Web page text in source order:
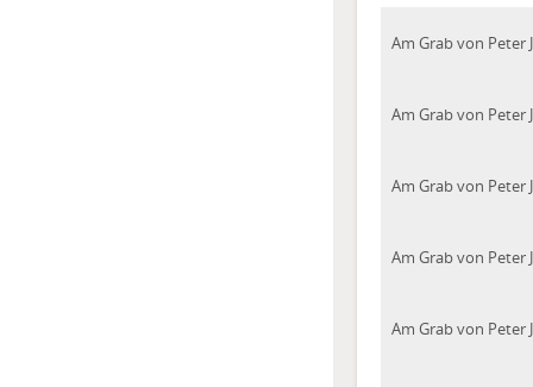
Am Grab von Peter
Am Grab von Peter
Am Grab von Peter
Am Grab von Peter
Am Grab von Peter